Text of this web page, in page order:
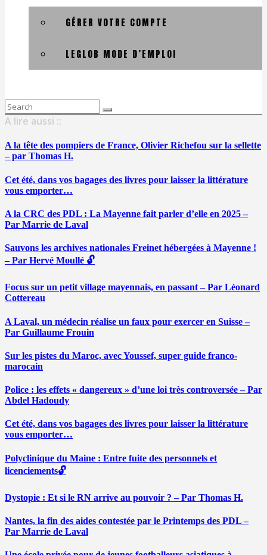
GÉRER VOTRE COMPTE
LEGLOB MODE D’EMPLOI
Search
for:
A lire aussi ::
A la tête des pompiers de France, Olivier Richefou sur la sellette
– par Thomas H.
Cet été, dans vos bagages des livres pour laisser la littérature
vous emporter…
A la CRC des PDL : La Mayenne fait parler d’elle en 2025 –
Par Marrie de Laval
Sauvons les archives nationales Freinet hébergées à Mayenne !
– Par Hervé Moullé 🔓
Focus sur un petit village mayennais, en passant – Par Léonard
Cottereau
A Laval, un médecin réalise un faux pour exercer en Suisse –
Par Guillaume Frouin
Sur les pistes du Maroc, avec Youssef, super guide franco-
marocain
Police : les effets « dangereux » d’une loi très controversée – Par
Abdel Hadoudy
Cet été, dans vos bagages des livres pour laisser la littérature
vous emporter…
Polyclinique du Maine : Entre fuite des personnels et
licenciements🔓
Dystopie : Et si le RN arrive au pouvoir ? – Par Thomas H.
Nantes, la fin des aides contestée par le Printemps des PDL –
Par Marrie de Laval